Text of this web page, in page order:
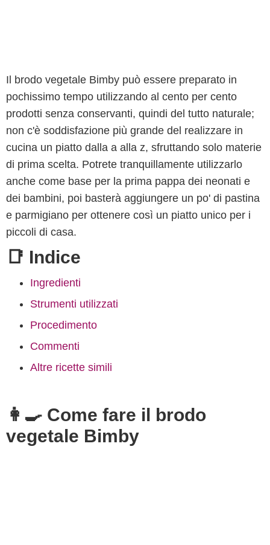
Il brodo vegetale Bimby può essere preparato in
pochissimo tempo utilizzando al cento per cento
prodotti senza conservanti, quindi del tutto naturale;
non c'è soddisfazione più grande del realizzare in
cucina un piatto dalla a alla z, sfruttando solo materie
di prima scelta. Potrete tranquillamente utilizzarlo
anche come base per la prima pappa dei neonati e
dei bambini, poi basterà aggiungere un po' di pastina
e parmigiano per ottenere così un piatto unico per i
piccoli di casa.
📑 Indice
Ingredienti
Strumenti utilizzati
Procedimento
Commenti
Altre ricette simili
👩‍🍳 Come fare il brodo
vegetale Bimby